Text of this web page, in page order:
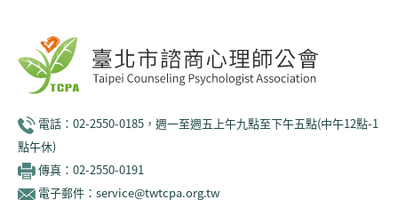
電話：02-2550-0185，週一至週五上午九點至下午五點(中午12點-1
點午休)
傳真：02-2550-0191
電子郵件：service@twtcpa.org.tw